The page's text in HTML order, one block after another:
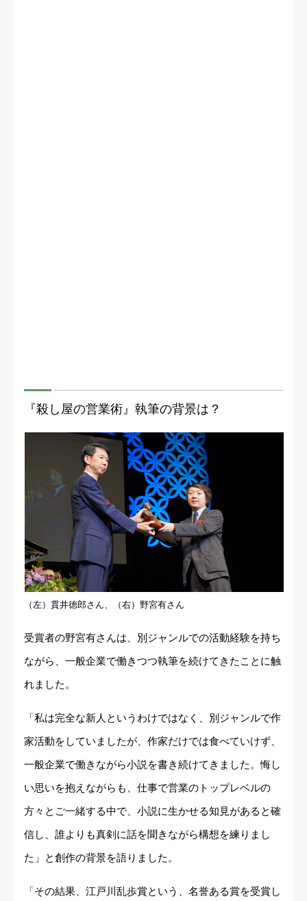
『殺し屋の営業術』執筆の背景は？
（左）貫井徳郎さん、（右）野宮有さん
受賞者の野宮有さんは、別ジャンルでの活動経験を持ち
ながら、一般企業で働きつつ執筆を続けてきたことに触
れました。
「私は完全な新人というわけではなく、別ジャンルで作
家活動をしていましたが、作家だけでは食べていけず、
一般企業で働きながら小説を書き続けてきました。悔し
い思いを抱えながらも、仕事で営業のトップレベルの
方々とご一緒する中で、小説に生かせる知見があると確
信し、誰よりも真剣に話を聞きながら構想を練りまし
た」と創作の背景を語りました。
「その結果、江戸川乱歩賞という、名誉ある賞を受賞し